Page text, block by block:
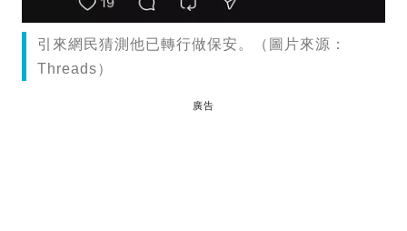
引來網民猜測他已轉行做保安。（圖片來源：
Threads）
廣告